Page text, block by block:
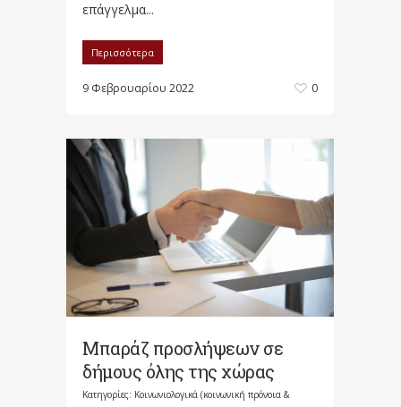
επάγγελμα...
Περισσότερα
9 Φεβρουαρίου 2022 0
Μπαράζ προσλήψεων σε
δήμους όλης της χώρας
Κατηγορίες: Κοινωνιολογικά (κοινωνική πρόνοια &